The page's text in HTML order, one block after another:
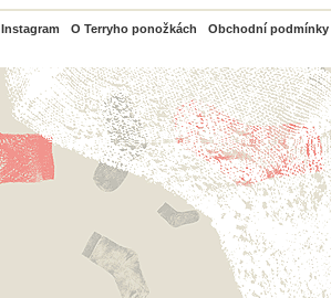
Instagram O Terryho ponožkách Obchodní podmínky
PayPal